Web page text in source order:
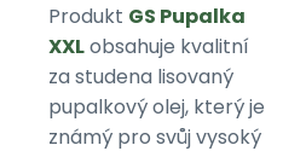
Produkt GS Pupalka
XXLobsahuje kvalitní
za studena lisovaný
pupalkový olej, který je
známý pro svůj vysoký